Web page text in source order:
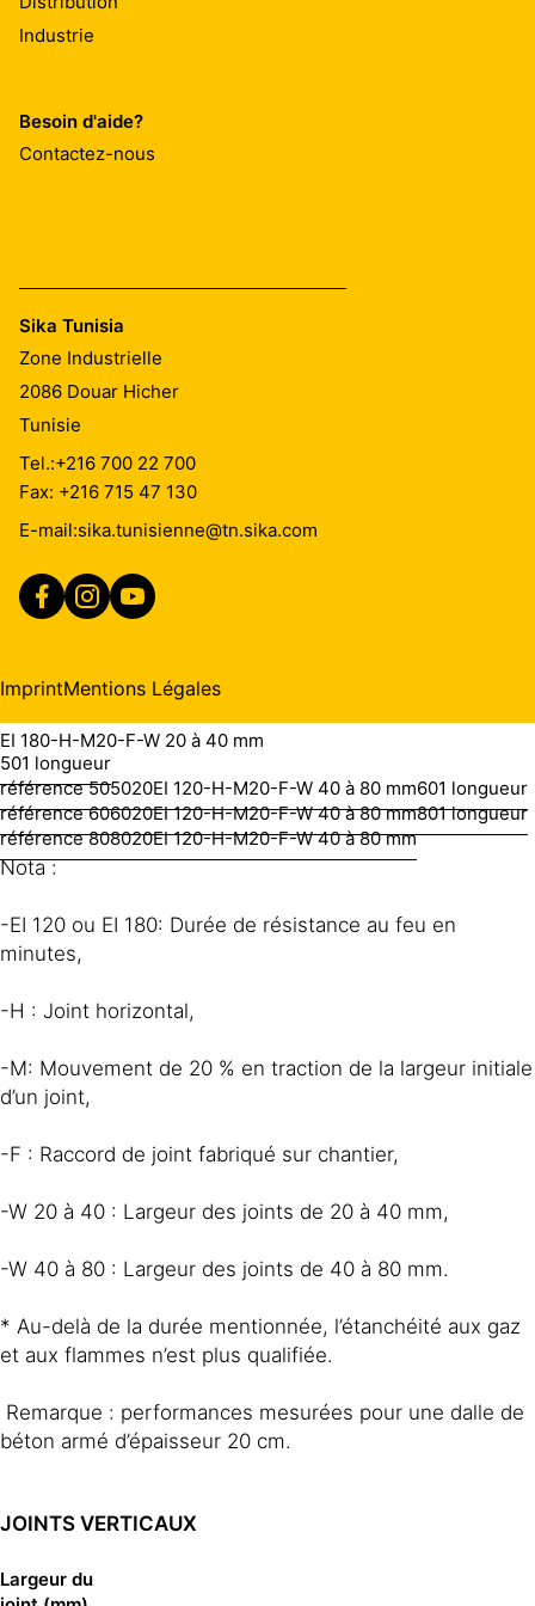
au nu de la
face non
Résistance
Profilé avec
de classement
1 longueur
référence 20
20
EI 180-H-M20-F-W 20 à 40 mm
30
1 longueur
30
EI 180-H-M20-F-W 20 à 40 mm
40
40
EI 180-H-M20-F-W 20 à 40 mm
501 longueur
référence 505020EI 120-H-M20-F-W 40 à 80 mm601 longueur
référence 606020EI 120-H-M20-F-W 40 à 80 mm801 longueur
référence 808020EI 120-H-M20-F-W 40 à 80 mm
Nota :
-EI 120 ou EI 180: Durée de résistance au feu en
minutes,
-H : Joint horizontal,
-M: Mouvement de 20 % en traction de la largeur initiale
d’un joint,
-F : Raccord de joint fabriqué sur chantier,
-W 20 à 40 : Largeur des joints de 20 à 40 mm,
-W 40 à 80 : Largeur des joints de 40 à 80 mm.
* Au-delà de la durée mentionnée, l’étanchéité aux gaz
et aux flammes n’est plus qualifiée.
Remarque : performances mesurées pour une dalle de
béton armé d’épaisseur 20 cm.
JOINTS VERTICAUX
Largeur du
ruisselants.
notice produit Sikasil
Industrie
Besoin d'aide?
Contactez-nous
Sika Tunisia
Zone Industrielle
2086 Douar Hicher
Tunisie
Tel.:+216 700 22 700
Fax: +216 715 47 130
E-mail:sika.tunisienne@tn.sika.com
ImprintMentions Légales